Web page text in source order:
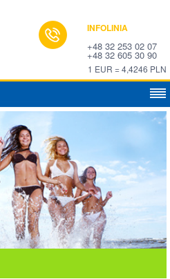
INFOLINIA
+48 32 253 02 07
+48 32 605 30 90
1 EUR = 4,4246 PLN